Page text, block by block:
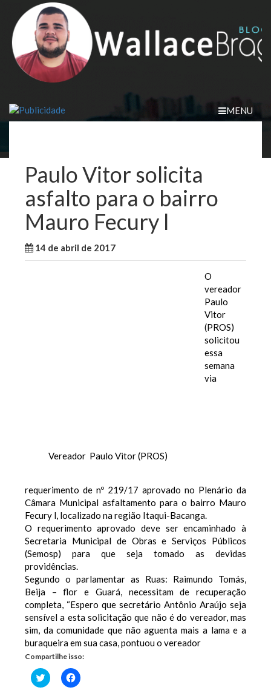
content
MENU
Paulo Vitor solicita
asfalto para o bairro
Mauro Fecury l
14 de abril de 2017
Vereador Paulo Vitor (PROS)
O
vereador
Paulo
Vitor
(PROS)
solicitou
essa
semana
via
requerimento de nº 219/17 aprovado no Plenário da
Câmara Municipal asfaltamento para o bairro Mauro
Fecury l, localizado na região Itaqui-Bacanga.
O requerimento aprovado deve ser encaminhado à
Secretaria Municipal de Obras e Serviços Públicos
(Semosp) para que seja tomado as devidas
providências.
Segundo o parlamentar as Ruas: Raimundo Tomás,
Beija – flor e Guará, necessitam de recuperação
completa, “Espero que secretário Antônio Araújo seja
sensível a esta solicitação que não é do vereador, mas
sim, da comunidade que não aguenta mais a lama e a
buraqueira em sua casa, pontuou o vereador
Compartilhe isso:
Clique
para
Clique
para